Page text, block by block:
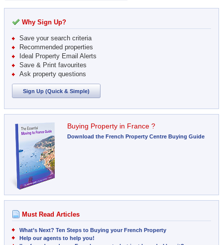
Why Sign Up?
Save your search criteria
Recommended properties
Ideal Property Email Alerts
Save & Print favourites
Ask property questions
Sign Up (Quick & Simple)
Buying Property in France ?
Download the French Property Centre Buying Guide
Must Read Articles
What’s Next? Ten Steps to Buying your French Property
Help our agents to help you!